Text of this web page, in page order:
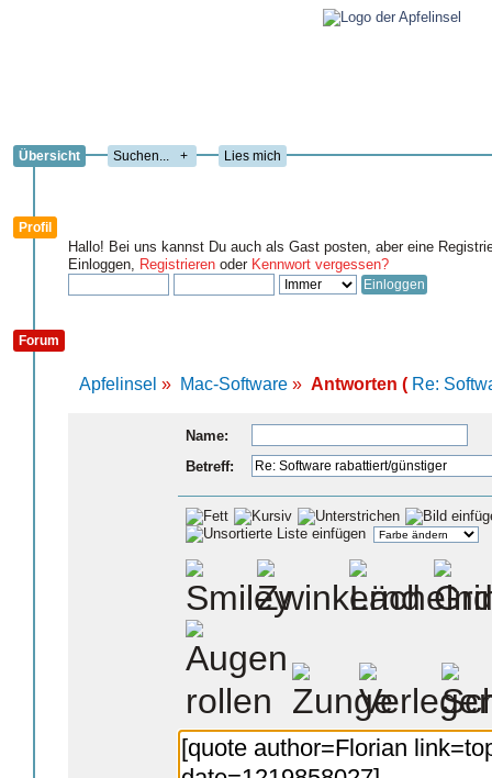
Übersicht + Lies mich
Profil
Hallo! Bei uns kannst Du auch als Gast posten, aber eine
Einloggen, Registrieren oder Kennwort vergessen?
Forum
Apfelinsel » Mac-Software » Antworten ( Re:
Name:
Betreff: